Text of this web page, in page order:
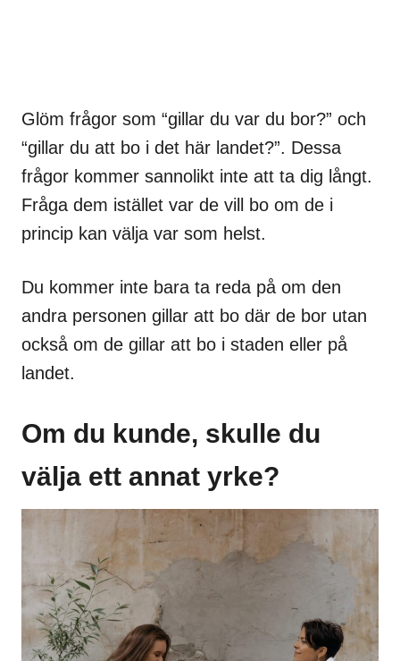
Glöm frågor som “gillar du var du bor?” och
“gillar du att bo i det här landet?”. Dessa
frågor kommer sannolikt inte att ta dig långt.
Fråga dem istället var de vill bo om de i
princip kan välja var som helst.
Du kommer inte bara ta reda på om den
andra personen gillar att bo där de bor utan
också om de gillar att bo i staden eller på
landet.
Om du kunde, skulle du
välja ett annat yrke?